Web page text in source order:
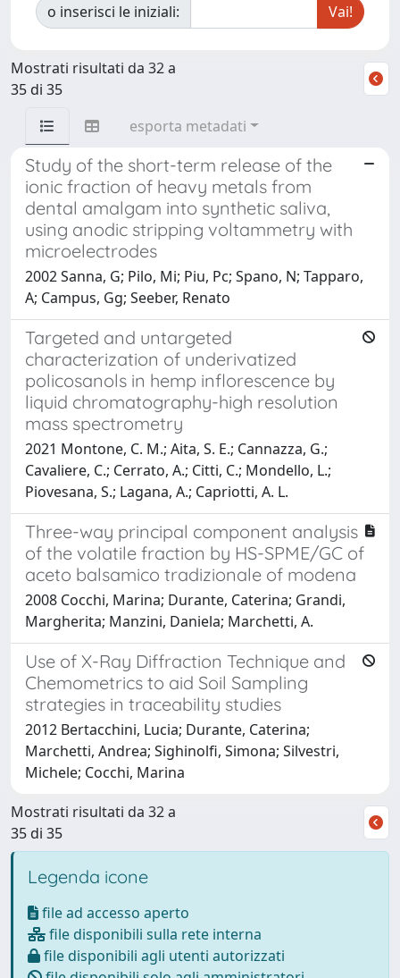
o inserisci le iniziali:
Mostrati risultati da 32 a
35 di 35
esporta metadati
Study of the short-term release of the
ionic fraction of heavy metals from
dental amalgam into synthetic saliva,
using anodic stripping voltammetry with
microelectrodes
2002 Sanna, G; Pilo, Mi; Piu, Pc; Spano, N; Tapparo,
A; Campus, Gg; Seeber, Renato
Targeted and untargeted
characterization of underivatized
policosanols in hemp inflorescence by
liquid chromatography-high resolution
mass spectrometry
2021 Montone, C. M.; Aita, S. E.; Cannazza, G.;
Cavaliere, C.; Cerrato, A.; Citti, C.; Mondello, L.;
Piovesana, S.; Lagana, A.; Capriotti, A. L.
Three-way principal component analysis
of the volatile fraction by HS-SPME/GC of
aceto balsamico tradizionale of modena
2008 Cocchi, Marina; Durante, Caterina; Grandi,
Margherita; Manzini, Daniela; Marchetti, A.
Use of X-Ray Diffraction Technique and
Chemometrics to aid Soil Sampling
strategies in traceability studies
2012 Bertacchini, Lucia; Durante, Caterina;
Marchetti, Andrea; Sighinolfi, Simona; Silvestri,
Michele; Cocchi, Marina
Mostrati risultati da 32 a
35 di 35
Legenda icone
file ad accesso aperto
file disponibili sulla rete interna
file disponibili agli utenti autorizzati